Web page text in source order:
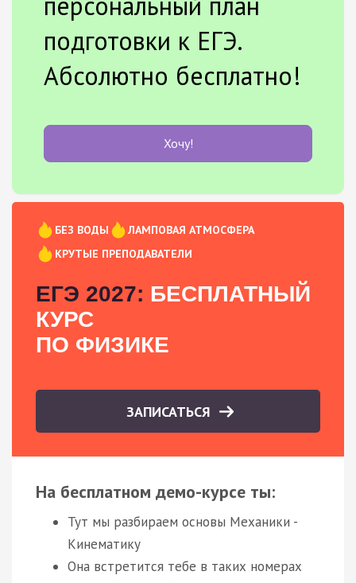
подготовки к ЕГЭ.
Абсолютно бесплатно!
Хочу!
БЕЗ ВОДЫ
ЛАМПОВАЯ АТМОСФЕРА
КРУТЫЕ ПРЕПОДАВАТЕЛИ
ЕГЭ 2027: БЕСПЛАТНЫЙ
КУРС
ПО ФИЗИКЕ
ЗАПИСАТЬСЯ
На бесплатном демо-курсе ты:
Тут мы разбираем основы Механики -
Кинематику
Она встретится тебе в таких номерах